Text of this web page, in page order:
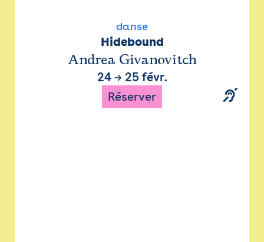
danse
Hidebound
Andrea Givanovitch
24→ 25 févr.
Réserver